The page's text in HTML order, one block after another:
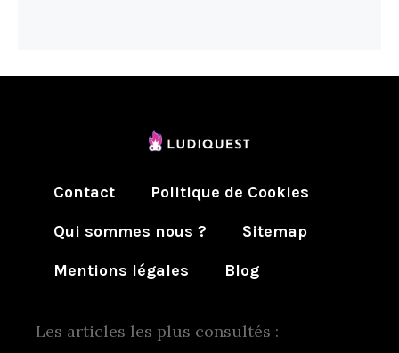
Contact
Politique de Cookies
Qui sommes nous ?
Sitemap
Mentions légales
Blog
Les articles les plus consultés :